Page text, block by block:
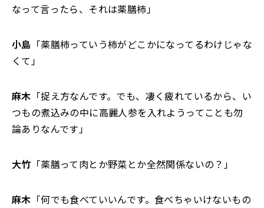
なって言ったら、それは薬膳柿」
小島 「薬膳柿っていう柿がどこかになってるわけじゃな
くて」
麻木 「捉え方なんです。でも、凄く疲れているから、い
つもの煮込みの中に高麗人参を入れようってことも勿
論ありなんです」
大竹 「薬膳って肉とか野菜とか全然関係ないの？」
麻木 「何でも食べていいんです。食べちゃいけないもの